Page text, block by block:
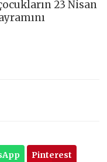
23 Nisan
Pinterest